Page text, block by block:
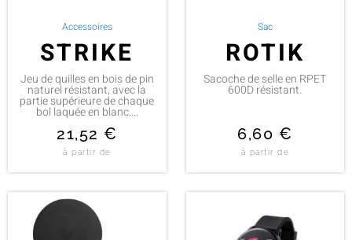
Accessoires
STRIKE
Jeu de quilles en bois de pin
naturel résistant, avec la
partie supérieure de chaque
bol laquée en blanc....
21,52 €
à partir de
Sac
ROTIK
Sacoche de selle en RPET
600D résistant.
6,60 €
à partir de